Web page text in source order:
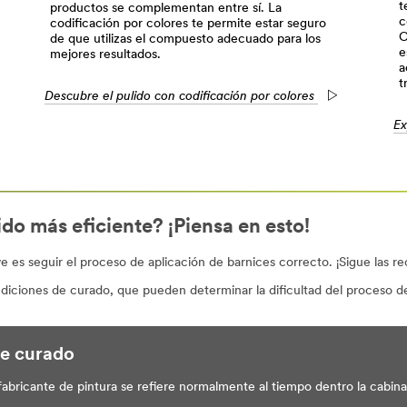
productos se complementan entre sí. La
codificación por colores te permite estar seguro
de que utilizas el compuesto adecuado para los
mejores resultados.
Descubre el pulido con codificación por colores
más eficiente? ¡Piensa en esto!
es seguir el proceso de aplicación de barnices correcto. ¡Sigue las
de curado, que pueden determinar la dificultad del proceso
curado
de pintura se refiere normalmente al tiempo dentro la